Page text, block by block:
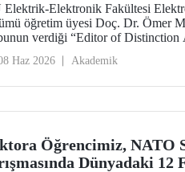
Elektronik Fakültesi
öğretim üyesi Doç. Dr. Ömer
verdiği “Editor of Distinction
Haz 2026 Akademik
Öğrencimiz, NATO
Dünyadaki 12